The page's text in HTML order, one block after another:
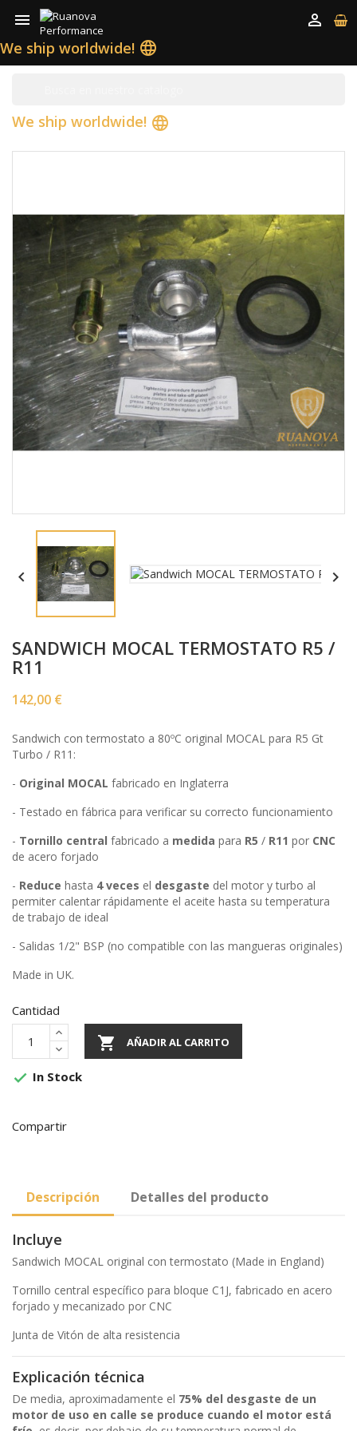


We ship worldwide! language
We ship worldwide! language
 
SANDWICH MOCAL TERMOSTATO R5 /
R11
142,00 €
Sandwich con termostato a 80ºC original MOCAL para R5 Gt
Turbo / R11:
- Original MOCAL fabricado en Inglaterra
- Testado en fábrica para verificar su correcto funcionamiento
- Tornillo central fabricado a medida para R5 / R11 por CNC
de acero forjado
- Reduce hasta 4 veces el desgaste del motor y turbo al
permiter calentar rápidamente el aceite hasta su temperatura
de trabajo de ideal
- Salidas 1/2" BSP (no compatible con las mangueras originales)
Made in UK.
Cantidad
 AÑADIR AL CARRITO
 In Stock
Compartir
Descripción Detalles del producto
Incluye
Sandwich MOCAL original con termostato (Made in England)
Tornillo central específico para bloque C1J, fabricado en acero
forjado y mecanizado por CNC
Junta de Vitón de alta resistencia
Explicación técnica
De media, aproximadamente el 75% del desgaste de un
motor de uso en calle se produce cuando el motor está